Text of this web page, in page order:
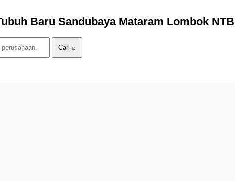
Baru Sandubaya Mataram Lombok
Cari ⌕